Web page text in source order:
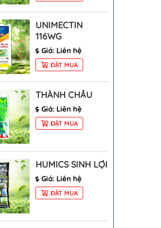
UNIMECTIN
116WG
Giá: Liên hệ
ĐẶT MUA
THÀNH CHÂU
Giá: Liên hệ
ĐẶT MUA
HUMICS SINH LỢI
Giá: Liên hệ
ĐẶT MUA